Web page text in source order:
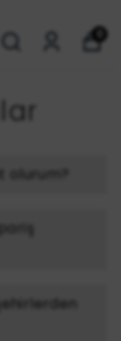
olurum?